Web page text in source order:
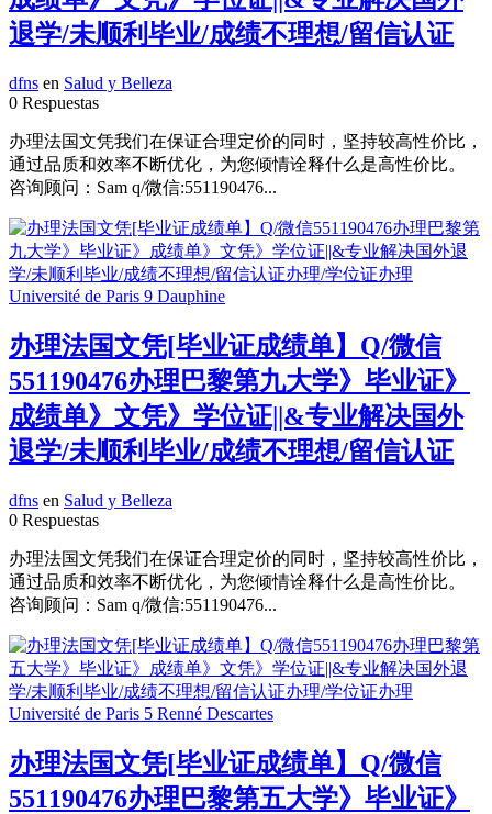
退学/未顺利毕业/成绩不理想/留信认证
dfns en Salud y Belleza
0 Respuestas
办理法国文凭我们在保证合理定价的同时，坚持较高性价比，
通过品质和效率不断优化，为您倾情诠释什么是高性价比。
咨询顾问：Sam q/微信:551190476...
办理法国文凭[毕业证成绩单】Q/微信
551190476办理巴黎第九大学》毕业证》
成绩单》文凭》学位证||&专业解决国外
退学/未顺利毕业/成绩不理想/留信认证
dfns en Salud y Belleza
0 Respuestas
办理法国文凭我们在保证合理定价的同时，坚持较高性价比，
通过品质和效率不断优化，为您倾情诠释什么是高性价比。
咨询顾问：Sam q/微信:551190476...
办理法国文凭[毕业证成绩单】Q/微信
551190476办理巴黎第五大学》毕业证》